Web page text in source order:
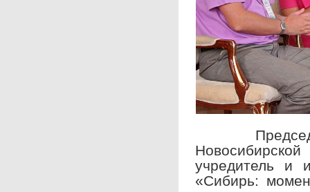
учредитель и
«Сибирь: